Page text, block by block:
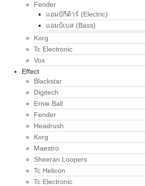
Fender
แอมป์กีต้าร์ (Electric)
แอมป์เบส (Bass)
Korg
Tc Electronic
Vox
Effect
Blackstar
Digitech
Ernie Ball
Fender
Headrush
Korg
Maestro
Sheeran Loopers
Tc Helicon
Tc Electronic